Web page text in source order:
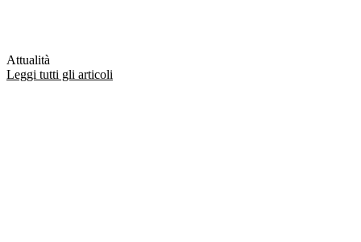
Attualità
Leggi tutti gli articoli